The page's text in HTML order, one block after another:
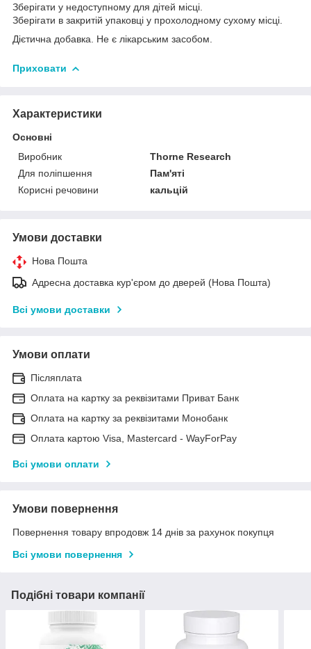
Зберігати у недоступному для дітей місці.
Зберігати в закритій упаковці у прохолодному сухому місці.
Дієтична добавка. Не є лікарським засобом.
Приховати
Характеристики
Основні
Виробник
Thorne Research
Для поліпшення
Пам'яті
Корисні речовини
кальцій
Умови доставки
Нова Пошта
Адресна доставка кур'єром до дверей (Нова Пошта)
Всі умови доставки
Умови оплати
Післяплата
Оплата на картку за реквізитами Приват Банк
Оплата на картку за реквізитами Монобанк
Оплата картою Visa, Mastercard - WayForPay
Всі умови оплати
Умови повернення
Повернення товару впродовж 14 днів за рахунок покупця
Всі умови повернення
Подібні товари компанії